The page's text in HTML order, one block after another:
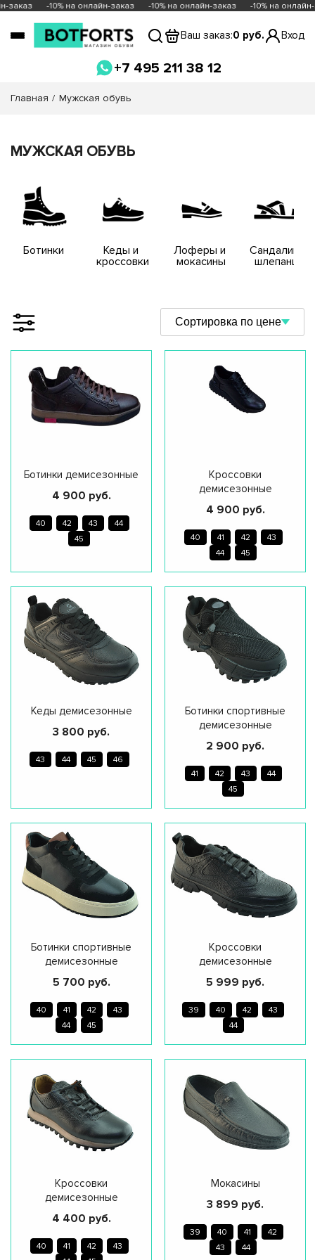
-10% на онлайн-заказ -10% на онлайн-заказ -10% на онлайн-
Ваш заказ:0 руб. Вход
+7 495 211 38 12
Главная Мужская обувь
МУЖСКАЯ ОБУВЬ
Ботинки
Кеды и
кроссовки
Лоферы и
мокасины
Сандалии и
шлепанцы
Сортировка по цене
Ботинки демисезонные
4 900 руб.
40 42 43
44
45
Кроссовки
демисезонные
4 900 руб.
40 41 42
43
44
45
Кеды демисезонные
3 800 руб.
43 44 45 46
Ботинки спортивные
демисезонные
2 900 руб.
41 42 43
44
45
Ботинки спортивные
демисезонные
5 700 руб.
40 41 42
43
44
45
Кроссовки
демисезонные
5 999 руб.
39 40 42
43
44
Кроссовки
демисезонные
4 400 руб.
40 41 42
43
Мокасины
3 899 руб.
39 40 41
42
43
44